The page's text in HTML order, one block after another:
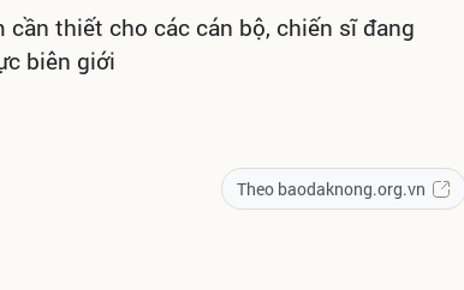
cần thiết cho các cán bộ, chiến sĩ đang
biên giới
Theo baodaknong.org.vn